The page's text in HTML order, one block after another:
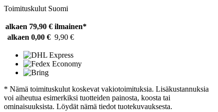
Toimituskulut Suomi
alkaen 79,90 € ilmainen*
alkaen 0,00 € 9,90 €
* Nämä toimituskulut koskevat vakiotoimituksia. Lisäkustannuksia
voi aiheutua esimerkiksi tuotteiden painosta, koosta tai
ominaisuuksista. Löydät nämä tiedot tuotekuvauksesta.